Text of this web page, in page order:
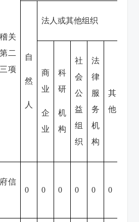
关
二
项
自
然
人
法人或其他组织
商
业
企
业
科
研
机
构
社
会
公
益
组
织
法
律
服
务
机
构
其
他
信
0 0 0 0 0 0